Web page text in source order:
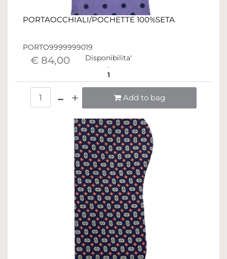
PORTAOCCHIALI/POCHETTE 100%SETA
PORTO9999999019
€ 84,00 Disponibilita'
1
Add to bag